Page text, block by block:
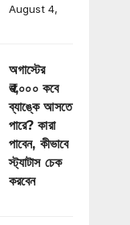
August 4,
অগাস্টের
₹৩,০০০ কবে
ব্যাঙ্কে আসতে
পারে? কারা
পাবেন, কীভাবে
স্ট্যাটাস চেক
করবেন